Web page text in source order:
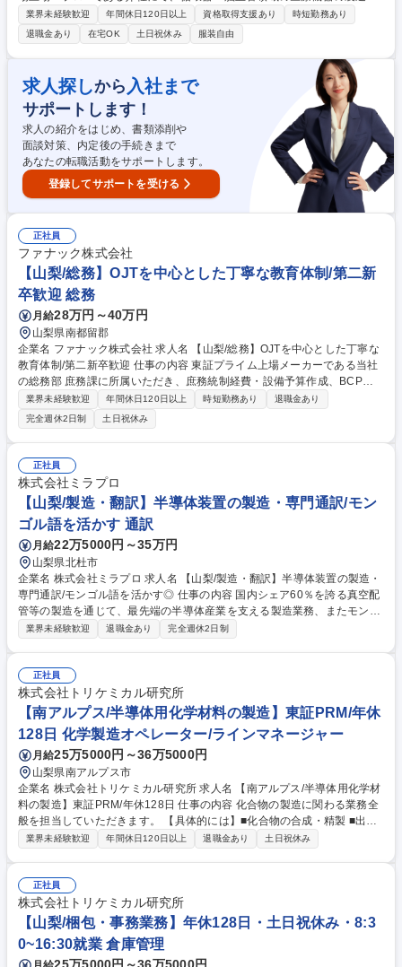
程管理業務をお任せします。心臓病、脳梗塞等の血管治療等の製品の製造
に関わり、人命を救うものづくりに携わることができます。 【具体的に
は】■製造工程の管理：カテーテルなどの医療機器製造における各工程の
進捗管理 ■スケジュール管理：生産計画に基づいた製造スケジュールの調
整と管理 ■改善活動：製造プロセスの効率化や品質向上のための改善提案
と実施 ■滅菌作業：医療機器に必要な滅菌工程の管理 ■その他関連業務：
製造に関わる各種データ管理や書類作成など 募集職種 【山梨/製造工程管
理】医療機器メーカー/プライム上場ニプロG/年間休日123日
業界未経験歓迎 年間休日120日以上 資格取得支援あり
時短勤務あり
退職金あり
在宅OK 土日祝休み 服装自由
求人探しから 入社まで
サポートします！
求人の紹介をはじめ、書類添削や
面談対策、内定後の手続きまで
あなたの転職活動をサポートします。
登録してサポートを受ける
正社員
ファナック株式会社
【山梨/総務】OJTを中心とした丁寧な教育体制/第二新
卒歓迎 総務
月給28万円～40万円
山梨県南都留郡
企業名 ファナック株式会社 求人名 【山梨/総務】OJTを中心とした丁寧な
教育体制/第二新卒歓迎 仕事の内容 東証プライム上場メーカーである当社
の総務部 庶務課に所属いただき、庶務統制経費・設備予算作成、BCP・
災害・防災対応、社有車の維持・管理業務を中心にお任せいたします。
【業務詳細】■庶務統制経費、設備予算作成：年に二回、什器や備品、設
備といった各部署が購入したいものの取りまとめ・予算作成等■BCP・災
害・防災対応：地震・台風等の災害発生時の対応、避難訓練の立案・実施
等■社有車の維持・管理：全国の営業車の管理、定期メンテナンスの手配
等■役員車・来客用の配車管理■事務用品や什器備品等の発注・管理■社
内・社外イベントの運営等■その他総務関連業務 募集職種 【山梨/総務】O
JTを中心とした丁寧な教育体制/第二新卒歓迎
業界未経験歓迎 年間休日120日以上 時短勤務あり
退職金あり
完全週休2日制
土日祝休み
正社員
株式会社ミラプロ
【山梨/製造・翻訳】半導体装置の製造・専門通訳/モン
ゴル語を活かす 通訳
月給22万5000円～35万円
山梨県北杜市
企業名 株式会社ミラプロ 求人名 【山梨/製造・翻訳】半導体装置の製造・
専門通訳/モンゴル語を活かす◎ 仕事の内容 国内シェア60％を誇る真空配
管等の製造を通じて、最先端の半導体産業を支える製造業務、またモンゴ
ル人社員とのコミュニケーションをつなぐ通訳業務もお任せします。 【製
密な製作 ■予算管理などのマネジメント業務 【通訳業務】■技術資料・マ
ニュアル等の翻訳■半導体製造装置の組立研修で得た知識を基にした技術
説明、通訳 募集職種 【山梨/製造・翻訳】半導体装置の製造・専門通訳/モ
ンゴル語を活かす◎
業界未経験歓迎 退職金あり 完全週休2日制
正社員
株式会社トリケミカル研究所
【南アルプス/半導体用化学材料の製造】東証PRM/年休
128日 化学製造オペレーター/ラインマネージャー
月給25万5000円～36万5000円
山梨県南アルプス市
企業名 株式会社トリケミカル研究所 求人名 【南アルプス/半導体用化学材
料の製造】東証PRM/年休128日 仕事の内容 化合物の製造に関わる業務全
般を担当していただきます。 【具体的には】■化合物の合成・精製 ■出荷
に向けた準備作業 ■容器の洗浄 ■製品評価特に昇華精製を専属で従事して
業界未経験歓迎 年間休日120日以上 退職金あり 土日祝休み
正社員
株式会社トリケミカル研究所
【山梨/梱包・事務業務】年休128日・土日祝休み・8:3
0~16:30就業 倉庫管理